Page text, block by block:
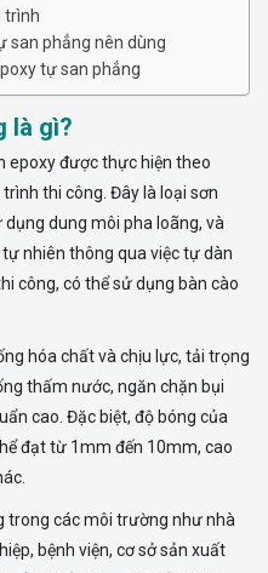
trình
san phẳng nên dùng
tự san phẳng
là gì?
epoxy được thực hiện theo
thi công. Đây là loại sơn
dung môi pha loãng, và
nhiên thông qua việc tự dàn
công, có thể sử dụng bàn cào
hóa chất và chịu lực, tải trọng
thấm nước, ngăn chặn bụi
cao. Đặc biệt, độ bóng của
đạt từ 1mm đến 10mm, cao
trong các môi trường như nhà
bệnh viện, cơ sở sản xuất